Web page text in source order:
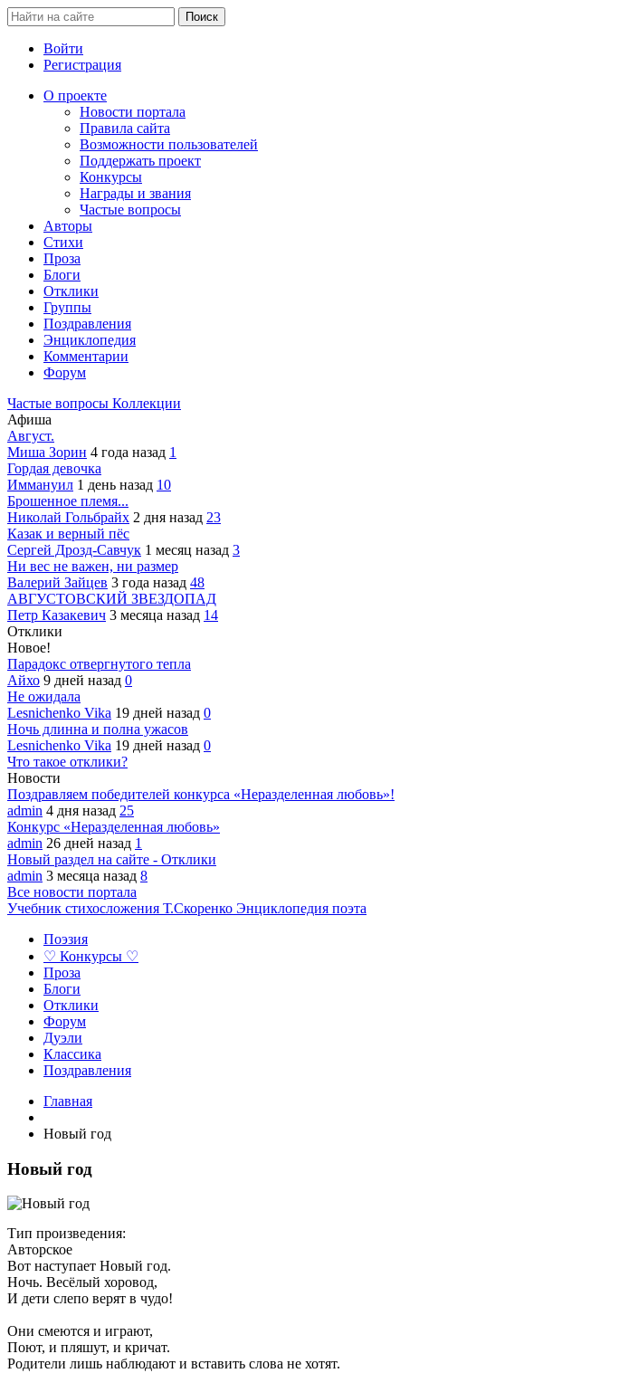
Войти
Регистрация
О проекте
Новости портала
Правила сайта
Возможности пользователей
Поддержать проект
Конкурсы
Награды и звания
Частые вопросы
Авторы
Стихи
Проза
Блоги
Отклики
Группы
Поздравления
Энциклопедия
Комментарии
Форум
Частые вопросы Коллекции
Афиша
Август.
Миша Зорин 4 года назад 1
Гордая девочка
Иммануил 1 день назад 10
Брошенное племя...
Николай Гольбрайх 2 дня назад 23
Казак и верный пёс
Сергей Дрозд-Савчук 1 месяц назад 3
Ни вес не важен, ни размер
Валерий Зайцев 3 года назад 48
АВГУСТОВСКИЙ ЗВЕЗДОПАД
Петр Казакевич 3 месяца назад 14
Отклики
Новое!
Парадокс отвергнутого тепла
Айхо 9 дней назад 0
Не ожидала
Lesnichenko Vika 19 дней назад 0
Ночь длинна и полна ужасов
Lesnichenko Vika 19 дней назад 0
Что такое отклики?
Новости
Поздравляем победителей конкурса «Неразделенная любовь»!
admin 4 дня назад 25
Конкурс «Неразделенная любовь»
admin 26 дней назад 1
Новый раздел на сайте - Отклики
admin 3 месяца назад 8
Все новости портала
Учебник стихосложения Т.Скоренко Энциклопедия поэта
Поэзия
♡ Конкурсы ♡
Проза
Блоги
Отклики
Форум
Дуэли
Классика
Поздравления
Главная
Новый год
Новый год
Тип произведения:
Авторское
Вот наступает Новый год.
Ночь. Весëлый хоровод,
И дети слепо верят в чудо!
Они смеются и играют,
Поют, и пляшут, и кричат.
Родители лишь наблюдают и вставить слова не хотят.